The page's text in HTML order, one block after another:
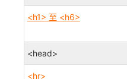
<h1> 至 <h6>
<head>
<hr>